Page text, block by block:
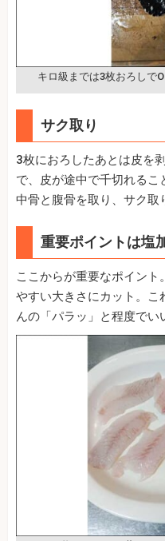
キロ級までは3枚おろしで
サク取り
3枚におろしたあとは皮を
で、皮が途中で千切れるこ
中骨と腹骨を取り、サク取
重要ポイントは塩
ここからが重要なポイン
やすい大きさにカット。こ
んの「パラッ」と程度でい